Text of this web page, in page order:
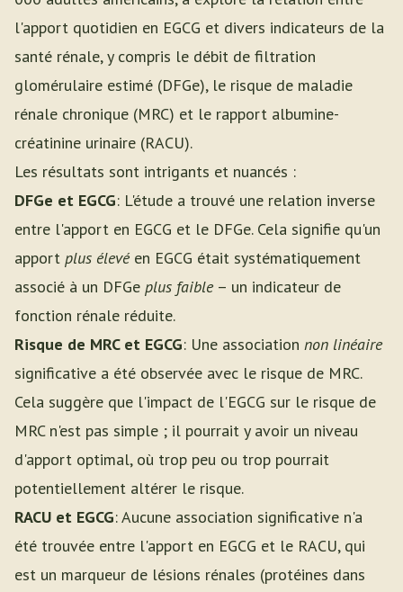
l'apport quotidien en EGCG et divers indicateurs de la
santé rénale, y compris le débit de filtration
glomérulaire estimé (DFGe), le risque de maladie
rénale chronique (MRC) et le rapport albumine-
créatinine urinaire (RACU).
Les résultats sont intrigants et nuancés :
DFGe et EGCG: L'étude a trouvé une relation inverse
entre l'apport en EGCG et le DFGe. Cela signifie qu'un
apport plus élevé en EGCG était systématiquement
associé à un DFGe plus faible – un indicateur de
fonction rénale réduite.
Risque de MRC et EGCG: Une association non linéaire
significative a été observée avec le risque de MRC.
Cela suggère que l'impact de l'EGCG sur le risque de
MRC n'est pas simple ; il pourrait y avoir un niveau
d'apport optimal, où trop peu ou trop pourrait
potentiellement altérer le risque.
RACU et EGCG: Aucune association significative n'a
été trouvée entre l'apport en EGCG et le RACU, qui
est un marqueur de lésions rénales (protéines dans